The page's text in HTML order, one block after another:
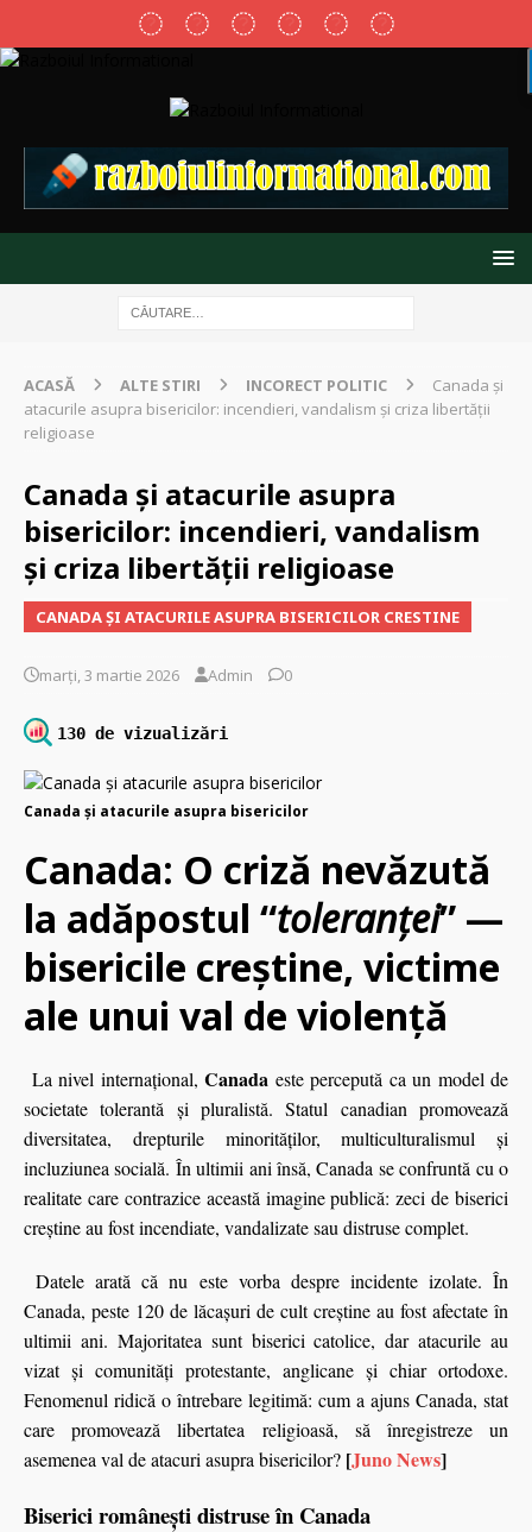
ACASĂ ALTE STIRI INCORECT POLITIC
Canada și
atacurile asupra bisericilor: incendieri, vandalism și criza libertății
religioase
Canada și atacurile asupra
bisericilor: incendieri, vandalism
și criza libertății religioase
CANADA ȘI ATACURILE ASUPRA BISERICILOR CRESTINE
marți, 3 martie 2026 Admin 0
130 de vizualizări
Canada și atacurile asupra bisericilor
Canada: O criză nevăzută
la adăpostul “toleranței” —
bisericile creștine, victime
ale unui val de violență
La nivel internațional, Canada este percepută ca un model de
societate tolerantă și pluralistă. Statul canadian promovează
diversitatea, drepturile minorităților, multiculturalismul și
incluziunea socială. În ultimii ani însă, Canada se confruntă cu o
realitate care contrazice această imagine publică: zeci de biserici
creștine au fost incendiate, vandalizate sau distruse complet.
Datele arată că nu este vorba despre incidente izolate. În
Canada, peste 120 de lăcașuri de cult creștine au fost afectate în
ultimii ani. Majoritatea sunt biserici catolice, dar atacurile au
vizat și comunități protestante, anglicane și chiar ortodoxe.
Fenomenul ridică o întrebare legitimă: cum a ajuns Canada, stat
care promovează libertatea religioasă, să înregistreze un
asemenea val de atacuri asupra bisericilor? [Juno News]
Biserici românești distruse în Canada